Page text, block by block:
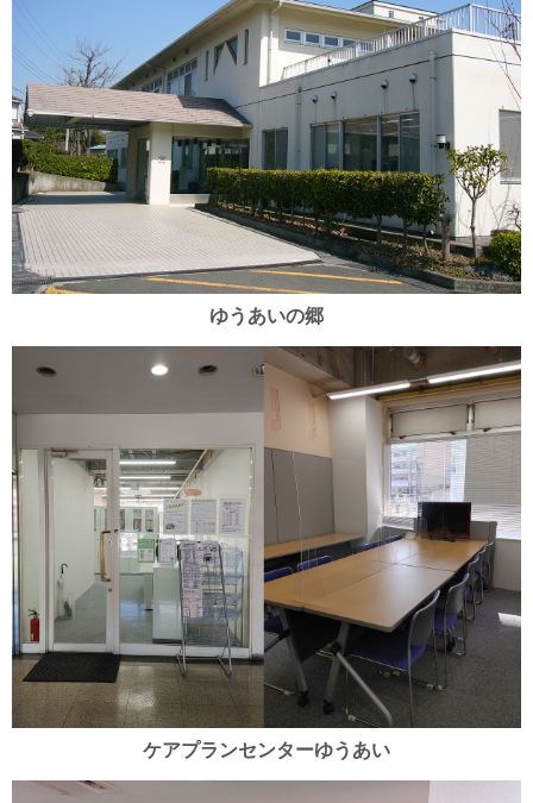
ゆうあいの郷
ケアプランセンターゆうあい